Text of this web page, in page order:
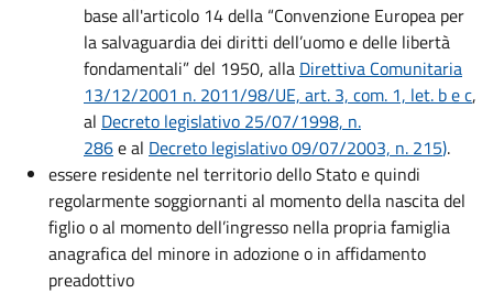
base all'articolo 14 della “Convenzione Europea per
la salvaguardia dei diritti dell’uomo e delle libertà
fondamentali” del 1950, alla Direttiva Comunitaria
13/12/2001 n. 2011/98/UE, art. 3, com. 1, let. b e c,
al Decreto legislativo 25/07/1998, n.
286e al Decreto legislativo 09/07/2003, n. 215).
essere residente nel territorio dello Stato e quindi
regolarmente soggiornanti al momento della nascita del
figlio o al momento dell’ingresso nella propria famiglia
anagrafica del minore in adozione o in affidamento
preadottivo